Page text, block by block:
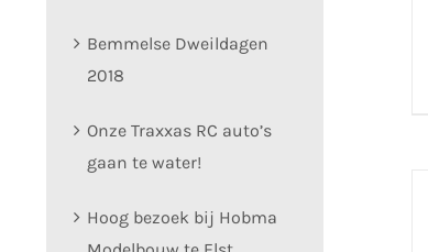
Bemmelse Dweildagen
2018
Onze Traxxas RC auto’s
gaan te water!
Hoog bezoek bij Hobma